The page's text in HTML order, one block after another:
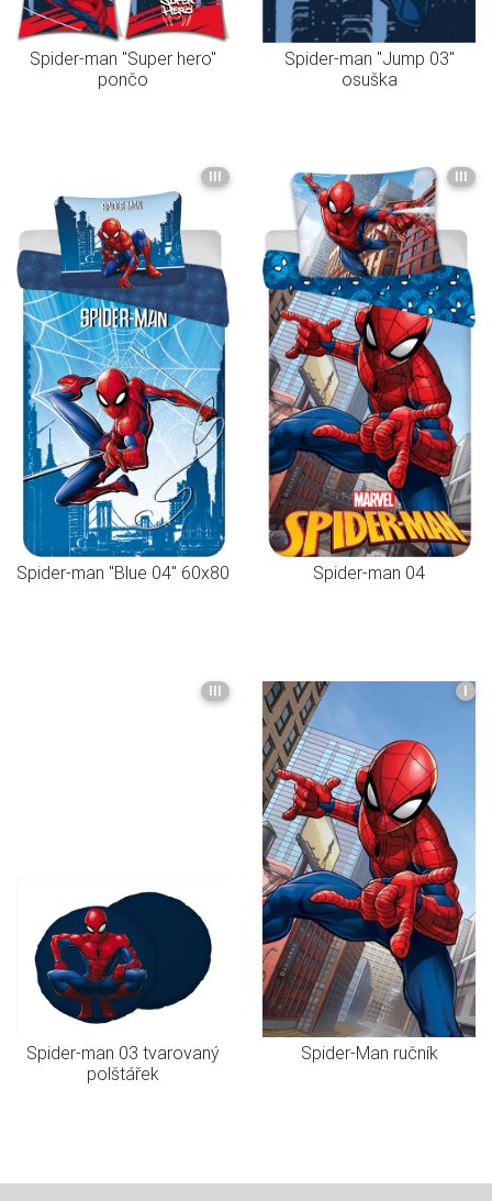
Spider-man "Super hero"
pončo
Spider-man "Jump 03"
osuška
III
Spider-man "Blue 04" 60x80
III
Spider-man 04
III
Spider-man 03 tvarovaný
polštářek
I
Spider-Man ručník